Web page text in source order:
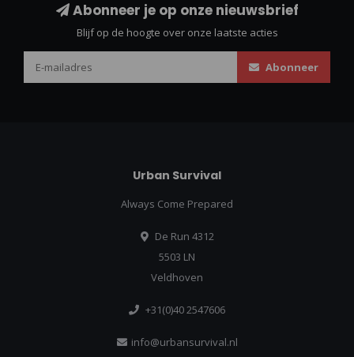
Abonneer je op onze nieuwsbrief
Blijf op de hoogte over onze laatste acties
Abonneer
Urban Survival
Always Come Prepared
De Run 4312
5503 LN
Veldhoven
+31(0)40 2547606
info@urbansurvival.nl